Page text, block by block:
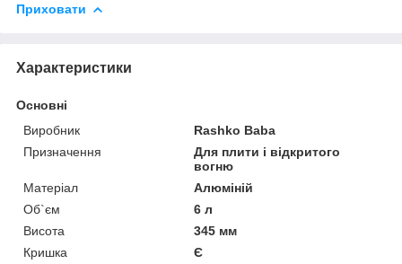
Приховати
Характеристики
Основні
Виробник
Rashko Baba
Призначення
Для плити і відкритого
вогню
Матеріал
Алюміній
Об`єм
6 л
Висота
345 мм
Кришка
Є